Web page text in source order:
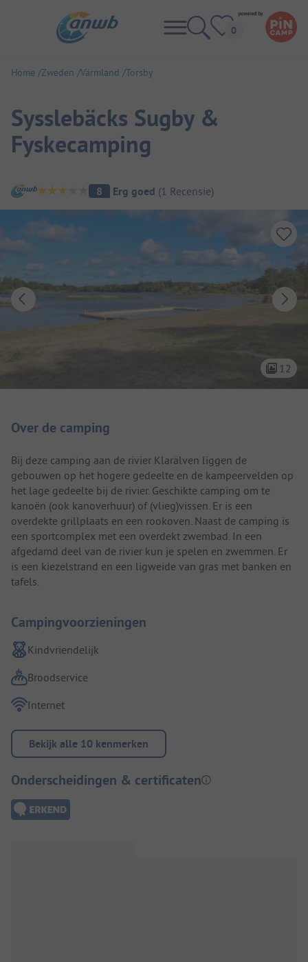
Home Zweden Värmland Torsby
Sysslebäcks Sugby &
Fyskecamping
Camping overzicht
8 Erg goed (1 Recensie)
12
Over de camping
Bij deze camping aan de rivier Klarälven liggen de
gebouwen op het hogere gedeelte en de kampeervelden op
het lage gedeelte bij de rivier. Geschikte camping om te
kanoën (ook kanoverhuur) of (vlieg)vissen. Er is een
overdekte grillplaats en een rookoven. Naast de camping is
een sportcomplex met een overdekt zwembad. In een
afgedamd deel van de rivier kun je spelen en zwemmen. Er
is een kiezelstrand en een ligweide van gras met banken en
tafels.
Campingvoorzieningen
Kindvriendelijk
Broodservice
Internet
Bekijk alle 10 kenmerken
Onderscheidingen & certificaten